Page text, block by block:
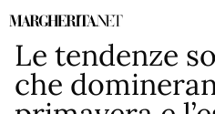
Vai
contenuto
Le tendenze
che